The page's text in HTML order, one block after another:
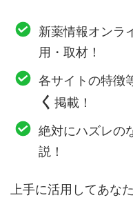
新薬情報オンラ
用・取材！
各サイトの特徴
く 掲載！
絶対にハズレの
説！
上手に活用してあな